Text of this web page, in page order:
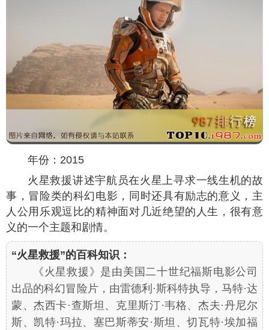
年份：2015
火星救援讲述宇航员在火星上寻求一线生机的故
事，冒险类的科幻电影，同时还具有励志的意义，主
人公用乐观逗比的精神面对几近绝望的人生，很有意
义的一个主题和剧情。
“火星救援”的百科知识：
《火星救援》是由美国二十世纪福斯电影公司
出品的科幻冒险片，由雷德利·斯科特执导，马特·达
蒙、杰西卡·查斯坦、克里斯汀·韦格、杰夫·丹尼尔
斯、凯特·玛拉、塞巴斯蒂安·斯坦、切瓦特·埃加福